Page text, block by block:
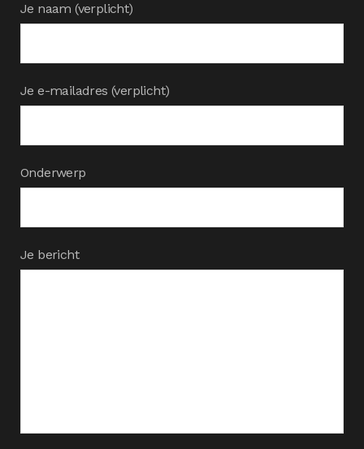
Je naam (verplicht)
Je e-mailadres (verplicht)
Onderwerp
Je bericht